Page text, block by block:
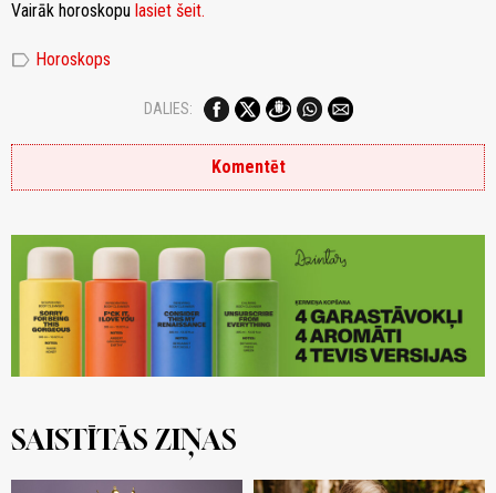
Vairāk horoskopu lasiet šeit.
label Horoskops
DALIES:
Komentēt
SAISTĪTĀS ZIŅAS